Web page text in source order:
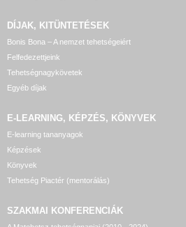
DÍJAK, KITÜNTETÉSEK
Bonis Bona – A nemzet tehetségeiért
Felfedezettjeink
Tehetségnagykövetek
Egyéb díjak
E-LEARNING, KÉPZÉS, KÖNYVEK
E-learning tananyagok
Képzések
Könyvek
Tehetség Piactér (mentorálás)
SZAKMAI KONFERENCIÁK